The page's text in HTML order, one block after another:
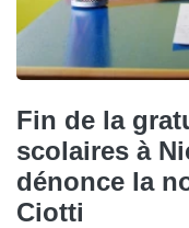
Fin de la
scolaires à
dénonce la
Ciotti